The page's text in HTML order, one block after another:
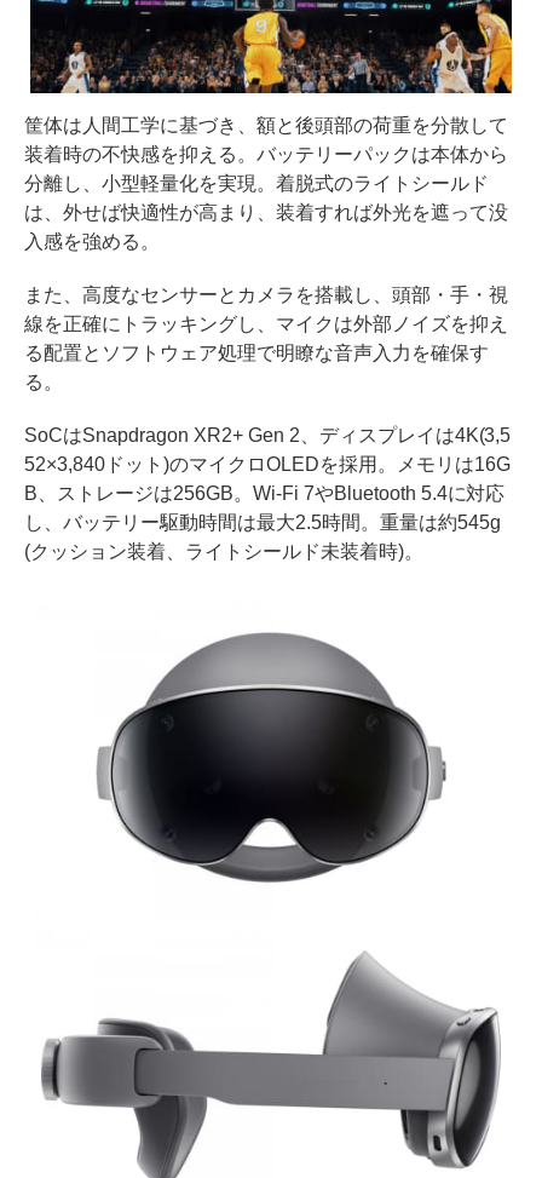
筐体は人間工学に基づき、額と後頭部の荷重を分散して
装着時の不快感を抑える。バッテリーパックは本体から
分離し、小型軽量化を実現。着脱式のライトシールド
は、外せば快適性が高まり、装着すれば外光を遮って没
入感を強める。
また、高度なセンサーとカメラを搭載し、頭部・手・視
線を正確にトラッキングし、マイクは外部ノイズを抑え
る配置とソフトウェア処理で明瞭な音声入力を確保す
る。
SoCはSnapdragon XR2+ Gen 2、ディスプレイは4K(3,5
52×3,840ドット)のマイクロOLEDを採用。メモリは16G
B、ストレージは256GB。Wi-Fi 7やBluetooth 5.4に対応
し、バッテリー駆動時間は最大2.5時間。重量は約545g
(クッション装着、ライトシールド未装着時)。